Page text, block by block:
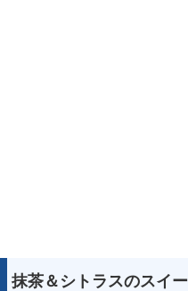
抹茶＆シトラスのスイ